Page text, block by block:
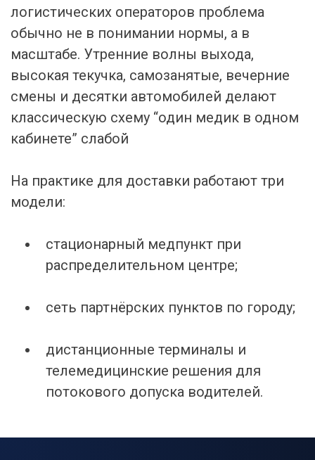
логистических операторов проблема
обычно не в понимании нормы, а в
масштабе. Утренние волны выхода,
высокая текучка, самозанятые, вечерние
смены и десятки автомобилей делают
классическую схему “один медик в одном
кабинете” слабой
На практике для доставки работают три
модели:
стационарный медпункт при
распределительном центре;
сеть партнёрских пунктов по городу;
дистанционные терминалы и
телемедицинские решения для
потокового допуска водителей.